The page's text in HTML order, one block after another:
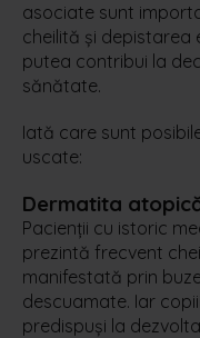
asociate sunt
cheilită și depistarea
putea contribui la
sănătate.
Iată care sunt
uscate:
Dermatita
Pacienții cu istoric
prezintă frecvent
manifestată prin
descuamate. Iar
predispuși la